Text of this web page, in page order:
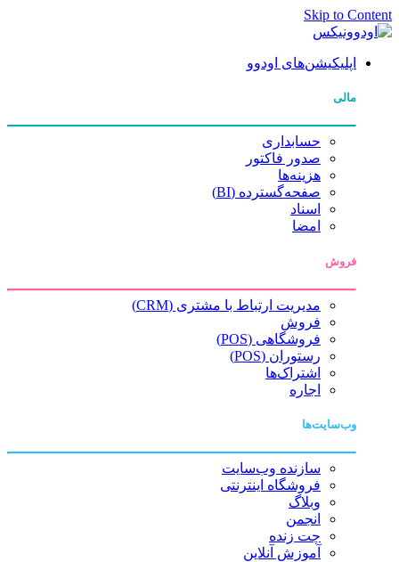
Skip to Content
اپلیکیشن‌های اودوو
مالی
حسابداری
صدور فاکتور
هزینه‌ها
صفحه‌گسترده (BI)
اسناد
امضا
فروش
مدیریت ارتباط با مشتری (CRM)
فروش
فروشگاهی (POS)
رستوران (POS)
اشتراک‌ها
اجاره
وب‌سایت‌ها
سازنده وب‌سایت
فروشگاه اینترنتی
وبلاگ
انجمن
چت زنده
آموزش آنلاین